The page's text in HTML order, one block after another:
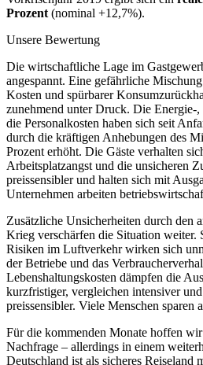
Prozent (nominal +12,7%).
Unsere Bewertung
Die wirtschaftliche Lage im
angespannt. Eine gefährliche
Kosten und spürbarer
zunehmend unter Druck. Die Energie-
die Personalkosten haben sich seit
durch die kräftigen Anhebungen des
Prozent erhöht. Die Gäste verhalten
Arbeitsplatzangst und die unsicheren
preissensibler und halten sich mit
Unternehmen arbeiten
Zusätzliche Unsicherheiten durch den
Krieg verschärfen die Situation weiter.
Risiken im Luftverkehr wirken sich
der Betriebe und das
Lebenshaltungskosten dämpfen die
kurzfristiger, vergleichen intensiver
preissensibler. Viele Menschen sparen
Für die kommenden Monate hoffen
Nachfrage – allerdings in einem
Deutschland ist als sicheres Reiseland